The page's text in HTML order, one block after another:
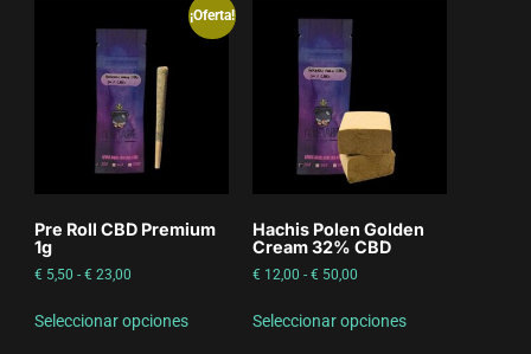
¡Oferta!
Pre Roll CBD Premium
1g
€ 5,50 - € 23,00
Seleccionar opciones
Hachis Polen Golden
Cream 32% CBD
€ 12,00 - € 50,00
Seleccionar opciones